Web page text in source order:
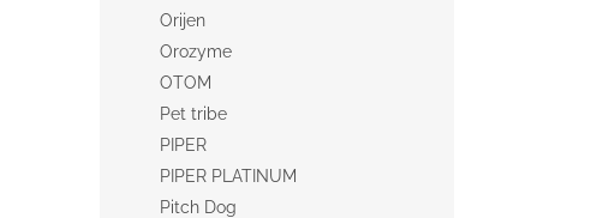
Orijen
Orozyme
OTOM
Pet tribe
PIPER
PIPER PLATINUM
Pitch Dog